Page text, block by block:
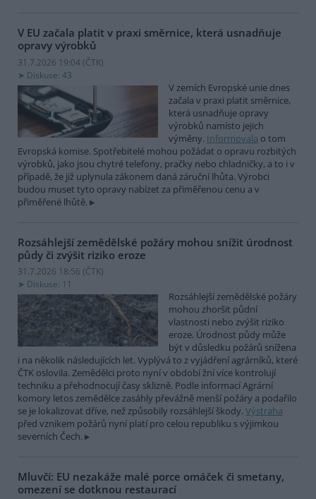
V EU začala platit v praxi směrnice, která usnadňuje
opravy výrobků
31.7.2026 19:04 (ČTK)
Diskuse: 43
V zemích Evropské unie dnes
začala v praxi platit směrnice,
která usnadňuje opravy
výrobků namísto jejich
výměny. Informovala o tom
Evropská komise. Spotřebitelé mohou požádat o opravu rozbitých
výrobků, jako jsou chytré telefony, pračky nebo chladničky, a to i v
případě, že již uplynula zákonem daná záruční lhůta. Výrobci
budou muset tyto opravy nabízet za přiměřenou cenu a v
přiměřené lhůtě.
Rozsáhlejší zemědělské požáry mohou snížit úrodnost
půdy či zvýšit riziko eroze
31.7.2026 18:56 (ČTK)
Diskuse: 11
Rozsáhlejší zemědělské požáry
mohou zhoršit půdní
vlastnosti nebo zvýšit riziko
eroze. Úrodnost půdy může
být v důsledku požárů snížena
i na několik následujících let. Vyplývá to z vyjádření agrárníků, které
ČTK oslovila. Zemědělci proto nyní v období žní více kontrolují
techniku a přehodnocují časy sklizně. Podle informací Agrární
komory letos zemědělce zasáhly převážně menší požáry a podařilo
se je lokalizovat dříve, než způsobily rozsáhlejší škody. Výstraha
před vznikem požárů nyní platí pro celou republiku s výjimkou
severních Čech.
Mluvčí: EU nezakáže malé porce omáček či smetany,
omezení se dotknou restaurací